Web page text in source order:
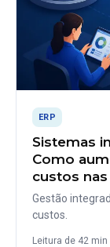
ERP
Sistemas
Como
custos
Gestão
custos.
Leitura de 42 min